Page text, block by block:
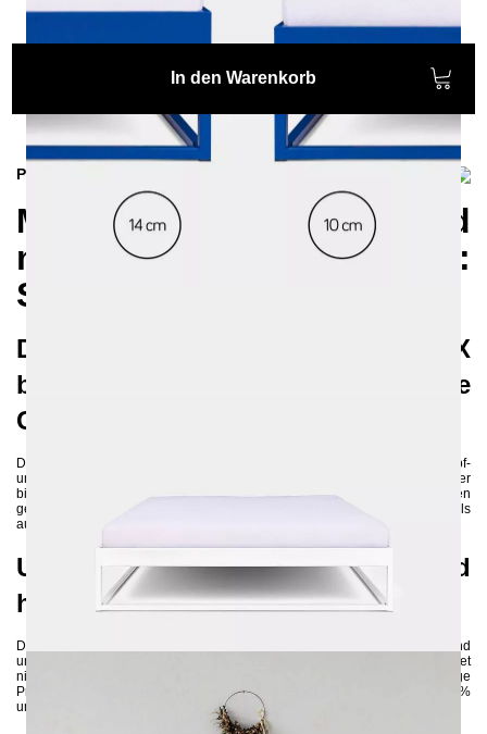
In den Warenkorb
Produktinformationen
Modernes und
nachhaltiges Metallbett:
SIMPLEX
Das geradlinige Metallbett SIMPLEX
bietet vielfältige
Gestaltungsmöglichkeiten
Das Metallbett SIMPLEX besticht durch sein schlichtes Design ohne Kopf-
und Fußteil, was Ihnen viel gestalterischen Freiraum für Ihr Schlafzimmer
bietet. Durch die Verwendung der richtigen Textilien können Sie sich einen
gemütlichen und modernen Rückzugsort schaffen, der sowohl elegant als
auch ausgefallen wirken kann, je nach Farbausführung.
Umweltfreundliche Herstellung und
hohe Langlebigkeit
Das Bett wird aus hochwertigen 3x3 cm Stahlprofilen gefertigt und
umweltschonend pulverbeschichtet. Diese Herstellungsweise gewährleistet
nicht nur eine hohe Stabilität des Bettes, sondern auch eine nachhaltige
Produktion. Metallbetten sind aufgrund ihrer Recyclingfähigkeit zu fast 100%
und ihrer Langlebigkeit eine umweltfreundliche Wahl für Ihr Zuhause.